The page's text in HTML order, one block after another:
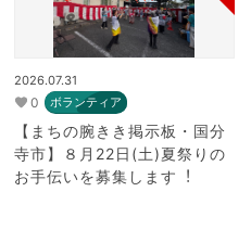
2026.07.31
0 ボランティア
【まちの腕きき掲示板・国分
寺市】８月22日(⼟)夏祭りの
お⼿伝いを募集します︕